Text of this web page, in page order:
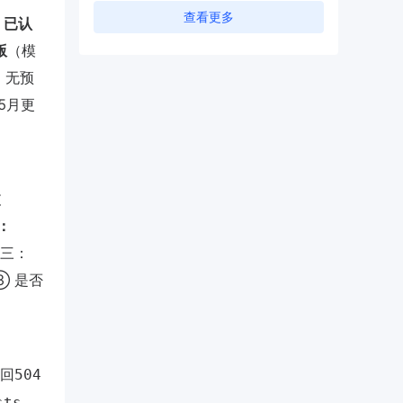
认
（模
无预
月更
：
是否
504
查看更多